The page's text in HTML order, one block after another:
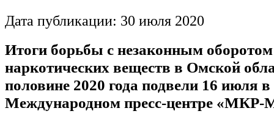
Дата публикации: 30 июля 2020
Итоги борьбы с незаконным оборотом
наркотических веществ в Омской
половине 2020 года подвели 16 июля в
Международном пресс-центре «МКР-